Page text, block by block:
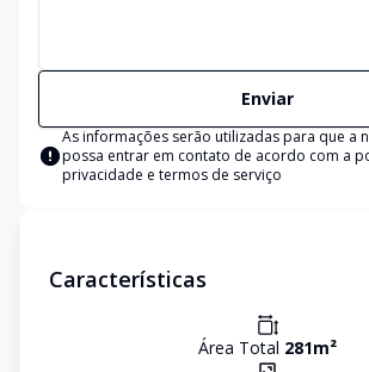
Enviar
As informações serão utilizadas para que a
possa entrar em contato de acordo com a
privacidade e termos de serviço
Características
Área Total 281m²